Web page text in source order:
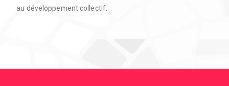
au développement collectif.